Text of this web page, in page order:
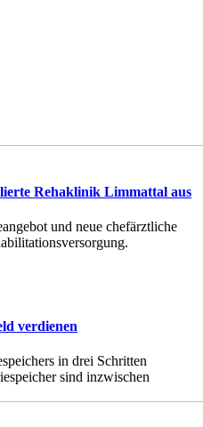
Rehaklinik Limmattal aus
und neue chefärztliche
verdienen
in drei Schritten
sind inzwischen